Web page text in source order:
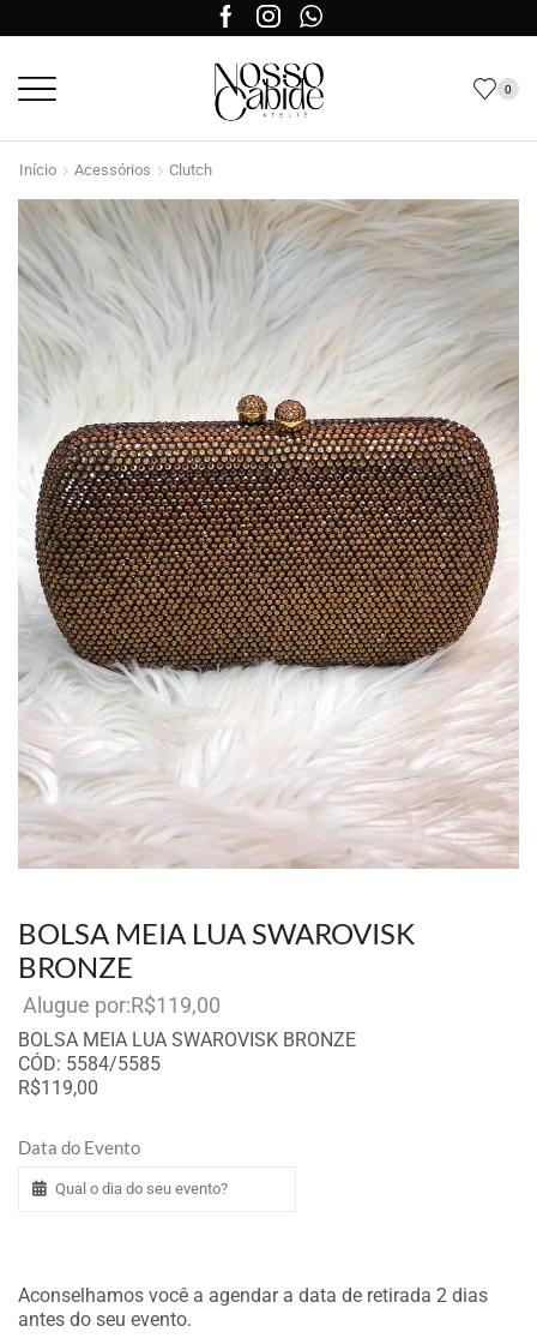
0
Início Acessórios Clutch
BOLSA MEIA LUA SWAROVISK
BRONZE
R$119,00
BOLSA MEIA LUA SWAROVISK BRONZE
CÓD: 5584/5585
R$119,00
Data do Evento
Aconselhamos você a agendar a data de retirada 2 dias
antes do seu evento.